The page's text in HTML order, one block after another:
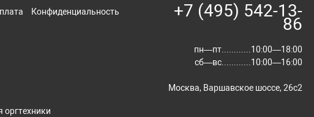
Конфиденциальность +7 (495) 542-13-
86
пн—пт............10:00—18:00
сб—вс............10:00—16:00
Москва, Варшавское шоссе, 26с2